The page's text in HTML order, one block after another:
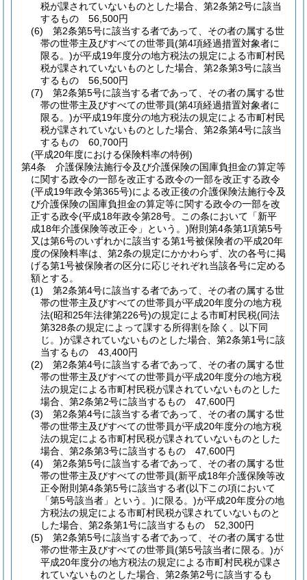
税が課されていないものとした場合、第2条第2号に該当
するもの 56,500円
(6)
第2条第5号に該当する者であって、その者の属する世
帯の世帯主及びすべての世帯員(第4項経過措置対象者に
限る。)が平成19年度分の地方税法の規定による市町村民
税が課されていないものとした場合、第2条第3号に該当
するもの 56,500円
(7)
第2条第5号に該当する者であって、その者の属する世
帯の世帯主及びすべての世帯員(第4項経過措置対象者に
限る。)が平成19年度分の地方税法の規定による市町村民
税が課されていないものとした場合、第2条第4号に該当
するもの 60,700円
(平成20年度における保険料率の特例)
第4条
介護保険法施行令及び介護保険の国庫負担金の算定等
に関する政令の一部を改正する政令の一部を改正する政令
(平成19年政令第365号)による改正後の介護保険法施行令及
び介護保険の国庫負担金の算定等に関する政令の一部を改
正する政令(平成18年政令第28号。この条において「新平
成18年介護保険等改正令」という。)附則第4条第1項第5号
又は第6号のいずれかに該当する第1号被保険者の平成20年
度の保険料率は、第2条の規定にかかわらず、次の各号に掲
げる第1号被保険者の区分に応じそれぞれ当該各号に定める
額とする。
(1)
第2条第4号に該当する者であって、その者の属する世
帯の世帯主及びすべての世帯員が平成20年度分の地方税
法(昭和25年法律第226号)の規定による市町村民税(同法
第328条の規定によって課する所得割を除く。以下同
じ。)が課されていないものとした場合、第2条第1号に該
当するもの 43,400円
(2)
第2条第4号に該当する者であって、その者の属する世
帯の世帯主及びすべての世帯員が平成20年度分の地方税
法の規定による市町村民税が課されていないものとした
場合、第2条第2号に該当するもの 47,600円
(3)
第2条第4号に該当する者であって、その者の属する世
帯の世帯主及びすべての世帯員が平成20年度分の地方税
法の規定による市町村民税が課されていないものとした
場合、第2条第3号に該当するもの 47,600円
(4)
第2条第5号に該当する者であって、その者の属する世
帯の世帯主及びすべての世帯員(新平成18年介護保険等改
正令附則第4条第5号に該当する者(以下この項において
「第5号該当者」という。)に限る。)が平成20年度分の地
方税法の規定による市町村民税が課されていないものと
した場合、第2条第1号に該当するもの 52,300円
(5)
第2条第5号に該当する者であって、その者の属する世
帯の世帯主及びすべての世帯員(第5号該当者に限る。)が
平成20年度分の地方税法の規定による市町村民税が課さ
れていないものとした場合、第2条第2号に該当するも